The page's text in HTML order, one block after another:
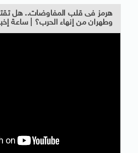
هرمز فى قلب المفاوضات.. هل
وطهران من إنهاء الحرب؟ | ساعة